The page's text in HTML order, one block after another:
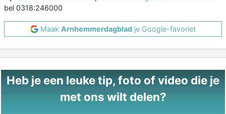
bel 0318:246000
Maak Arnhemmerdagblad je Google-favoriet
Heb je een leuke tip, foto of video die je
met ons wilt delen?